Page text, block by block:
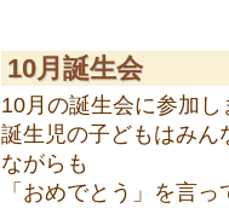
10月誕生会
10月の誕生会に参加
誕生児の子どもはみん
ながらも
「おめでとう」を言